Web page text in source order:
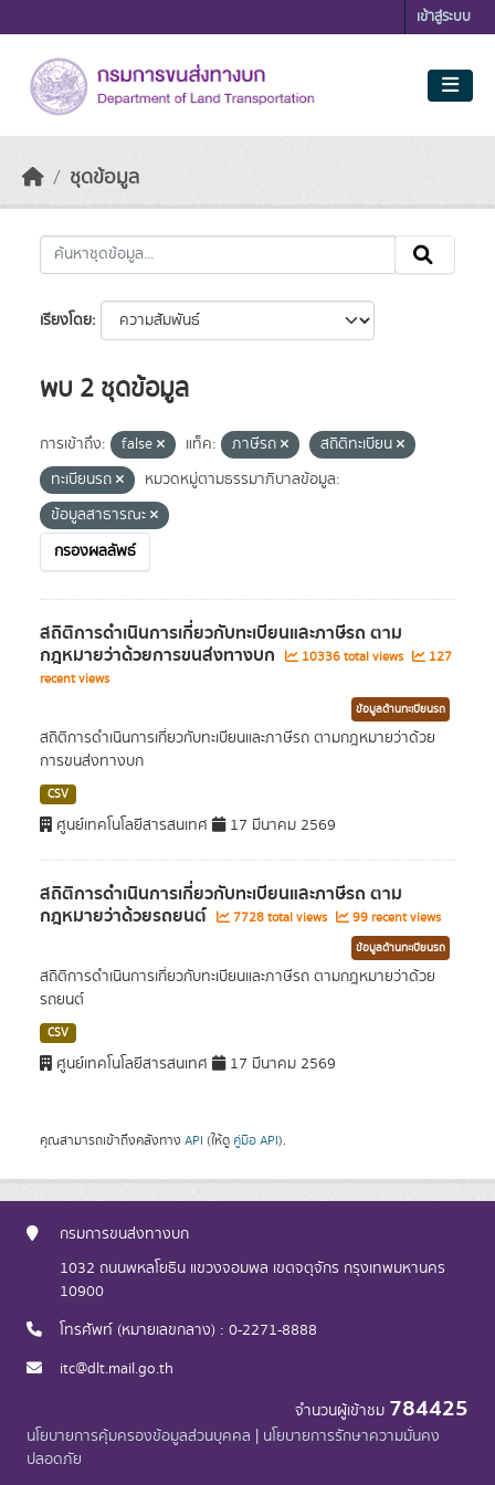
เข้าสู่ระบบ
ชุดข้อมูล
เรียงโดย
พบ 2 ชุดข้อมูล
การเข้าถึง: false แท็ค: ภาษีรถ
สถิติทะเบียน
ทะเบียนรถ
หมวดหมู่ตามธรรมาภิบาลข้อมูล:
ข้อมูลสาธารณะ
กรองผลลัพธ์
สถิติการดำเนินการเกี่ยวกับทะเบียนและภาษีรถ ตาม
กฎหมายว่าด้วยการขนส่งทางบก 10336 total views
127
recent views
ข้อมูลด้านทะเบียนรถ
สถิติการดำเนินการเกี่ยวกับทะเบียนและภาษีรถ ตามกฎหมายว่าด้วย
การขนส่งทางบก
CSV
ศูนย์เทคโนโลยีสารสนเทศ 17 มีนาคม 2569
สถิติการดำเนินการเกี่ยวกับทะเบียนและภาษีรถ ตาม
กฎหมายว่าด้วยรถยนต์ 7728 total views 99 recent views
ข้อมูลด้านทะเบียนรถ
สถิติการดำเนินการเกี่ยวกับทะเบียนและภาษีรถ ตามกฎหมายว่าด้วย
รถยนต์
CSV
ศูนย์เทคโนโลยีสารสนเทศ 17 มีนาคม 2569
คุณสามารถเข้าถึงคลังทาง API (ให้ดู คู่มือ API).
กรมการขนส่งทางบก
1032 ถนนพหลโยธิน แขวงจอมพล เขตจตุจักร กรุงเทพมหานคร
10900
โทรศัพท์ (หมายเลขกลาง) : 0-2271-8888
itc@dlt.mail.go.th
จำนวนผู้เข้าชม 784425
นโยบายการคุ้มครองข้อมูลส่วนบุคคล | นโยบายการรักษาความมั่นคง
ปลอดภัย